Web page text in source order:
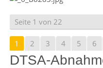
Seite 1 von 22
1 2 3 4 5 6
DTSA-